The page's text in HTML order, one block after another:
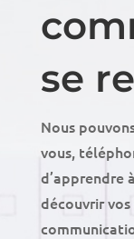
se
Nous
vous,
d’apprendre
découvrir